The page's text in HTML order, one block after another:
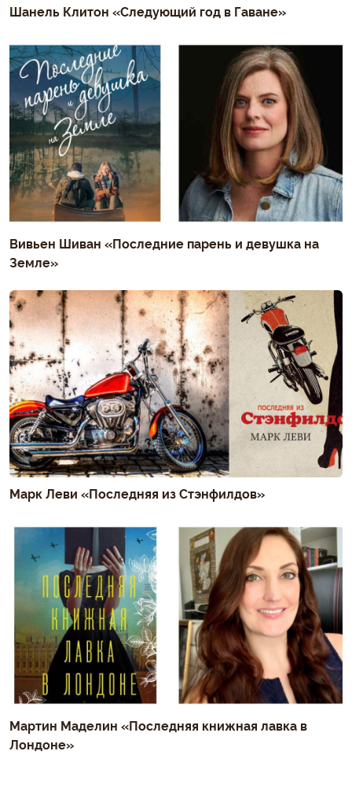
Шанель Клитон «Следующий год в Гаване»
Вивьен Шиван «Последние парень и девушка на
Земле»
Марк Леви «Последняя из Стэнфилдов»
Мартин Маделин «Последняя книжная лавка в
Лондоне»